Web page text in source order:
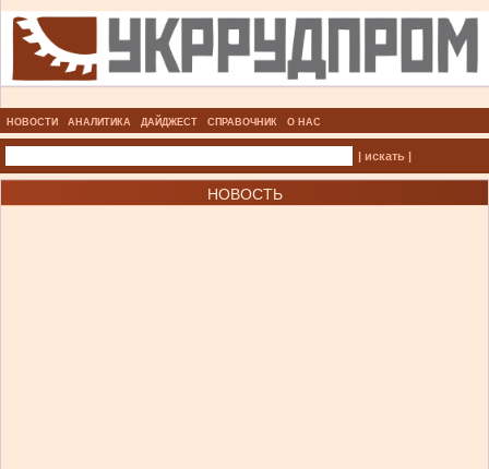
НОВОСТИ АНАЛИТИКА ДАЙДЖЕСТ СПРАВОЧНИК О НАС
| искать |
НОВОСТЬ